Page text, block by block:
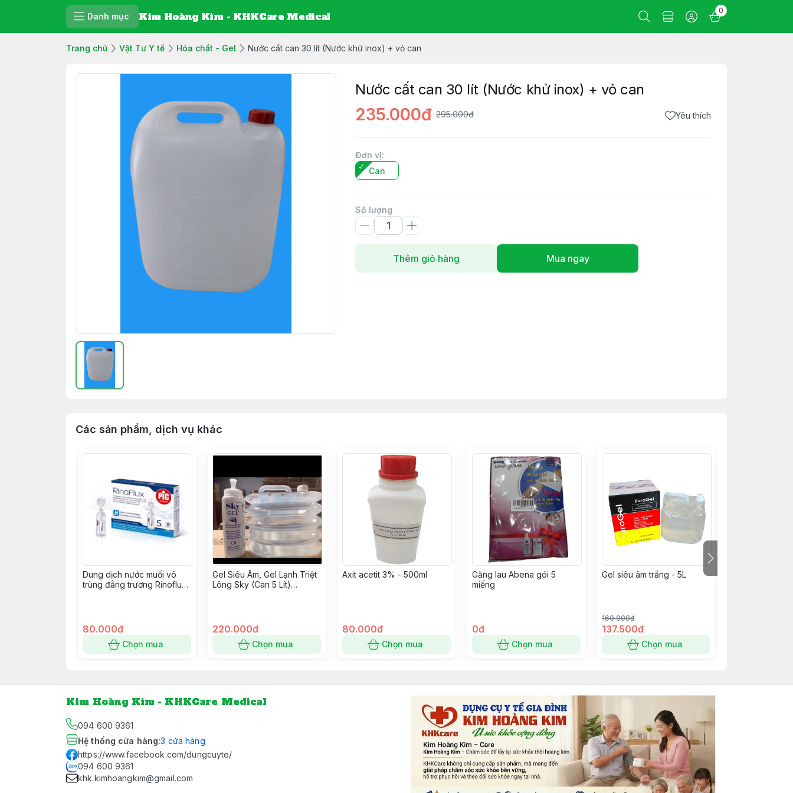
Danh mục Kim Hoàng Kim - KHKCare Medical 0
Trang chủ Vật Tư Y tế Hóa chất - Gel Nước cất can 30 lít (Nước khử inox) + vỏ can
Nước cất can 30 lít (Nước khử inox) + vỏ can
235.000đ 295.000đ Yêu thích
Đơn vị:
Can
Số lượng
Thêm giỏ hàng Mua ngay
Các sản phẩm, dịch vụ khác
Dung dịch nước muối vô
trùng đẳng trương Rinoflux
80.000đ
Chọn mua
Gel Siêu Âm, Gel Lạnh Triệt
Lông Sky (Can 5 Lít)
220.000đ
Chọn mua
Axit acetit 3% - 500ml
80.000đ
Chọn mua
Găng lau Abena gói 5
miếng
0đ
Chọn mua
Gel siêu âm trắng - 5L
160.000đ
137.500đ
Chọn mua
Kim Hoàng Kim - KHKCare Medical
094 600 9361
Hệ thống cửa hàng:3 cửa hàng
https://www.facebook.com/dungcuyte/
094 600 9361
khk.kimhoangkim@gmail.com